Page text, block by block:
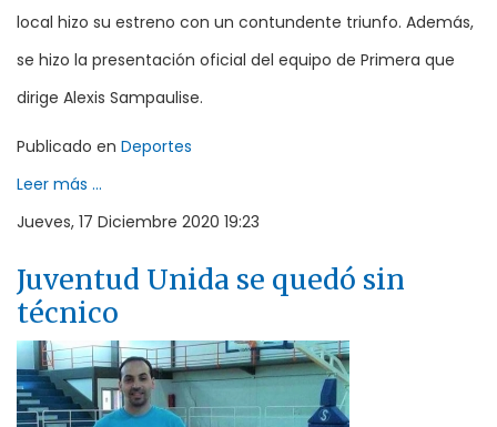
local hizo su estreno con un contundente triunfo. Además,
se hizo la presentación oficial del equipo de Primera que
dirige Alexis Sampaulise.
Publicado en Deportes
Leer más ...
Jueves, 17 Diciembre 2020 19:23
Juventud Unida se quedó sin
técnico